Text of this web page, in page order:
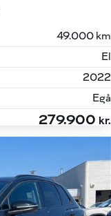
49.000 km
El
2022
Egå
279.900 kr.